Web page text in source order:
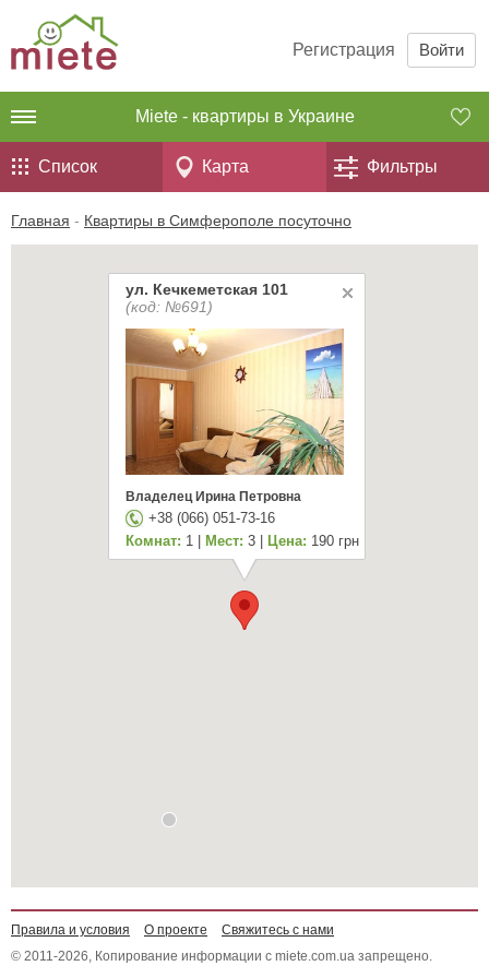
Регистрация Войти
Miete - квартиры в Украине
Список Карта Фильтры
Главная - Квартиры в Симферополе посуточно
ул. Кечкеметская 101
(код: №691)
Владелец Ирина Петровна
+38 (066) 051-73-16
Комнат: 1 |Мест: 3 |Цена: 190 грн
Правила и условия О проекте
Свяжитесь с нами
© 2011-2026, Копирование информации с miete.com.ua запрещено.